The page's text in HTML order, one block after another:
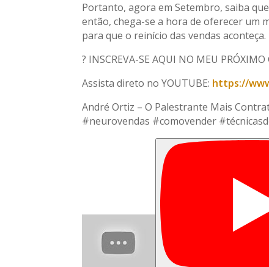
Portanto, agora em Setembro, saiba
então, chega-se a hora de oferecer um
para que o reinício das vendas
? INSCREVA-SE AQUI NO MEU PRÓXIMO
Assista direto no YOUTUBE: https://
André Ortiz – O Palestrante Mais
#neurovendas #comovender